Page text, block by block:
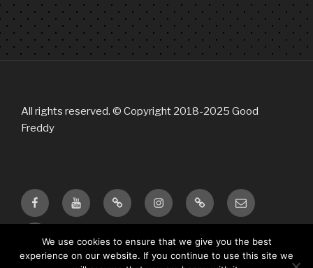
All rights reserved. © Copyright 2018-2025 Good
Freddy
FacebookYoutubeBandcampInstagramTik
Tok
Email
We use cookies to ensure that we give you the best
experience on our website. If you continue to use this site we